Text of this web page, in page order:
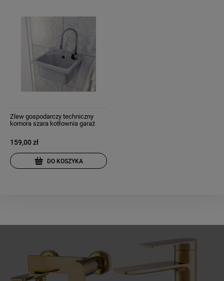
Zlew gospodarczy techniczny
komora szara kotłownia garaż
159,00 zł
DO KOSZYKA